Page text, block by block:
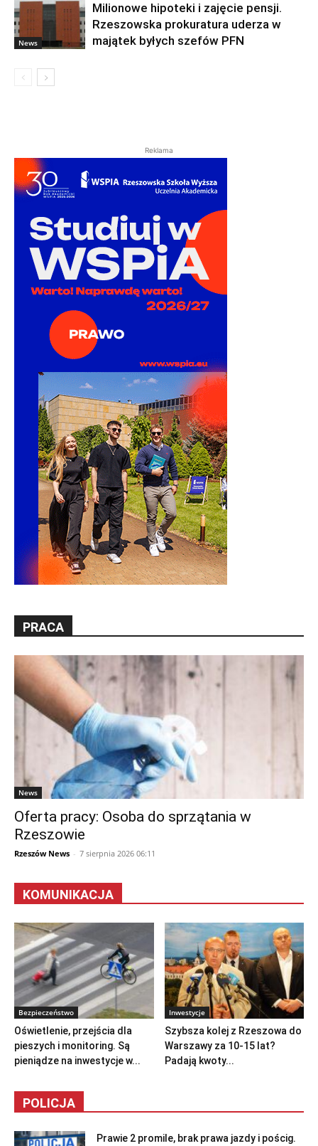
News
Milionowe hipoteki i zajęcie pensji.
Rzeszowska prokuratura uderza w
majątek byłych szefów PFN
Reklama
PRACA
News
Oferta pracy: Osoba do sprzątania w
Rzeszowie
Rzeszów News - 7 sierpnia 2026 06:11
KOMUNIKACJA
Bezpieczeństwo
Oświetlenie, przejścia dla
pieszych i monitoring. Są
pieniądze na inwestycje w...
Inwestycje
Szybsza kolej z Rzeszowa do
Warszawy za 10-15 lat?
Padają kwoty...
POLICJA
Prawie 2 promile, brak prawa jazdy i pościg.